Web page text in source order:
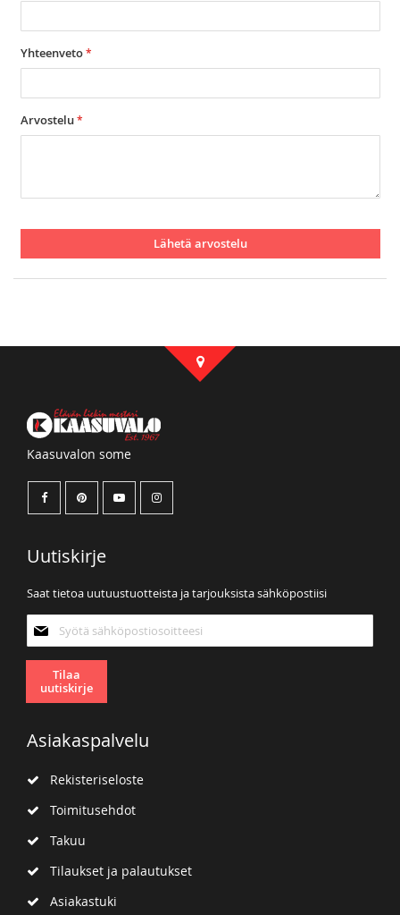
Yhteenveto
Arvostelu
Lähetä arvostelu
Kaasuvalon some
Uutiskirje
Saat tietoa uutuustuotteista ja tarjouksista sähköpostiisi
uutiskirjeemme:
Tilaa
uutiskirje
Asiakaspalvelu
Rekisteriseloste
Toimitusehdot
Takuu
Tilaukset ja palautukset
Asiakastuki